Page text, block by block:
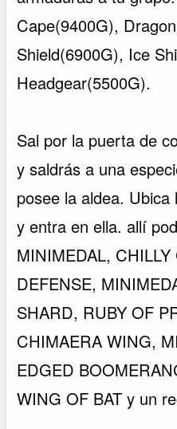
Cape(9400G),
Shield(6900G), Ice
Headgear(5500G).
Sal por la puerta de
y saldrás a una
posee la aldea.
y entra en ella. allí
MINIMEDAL,
DEFENSE,
SHARD, RUBY OF
CHIMAERA WING,
EDGED
WING OF BAT y un